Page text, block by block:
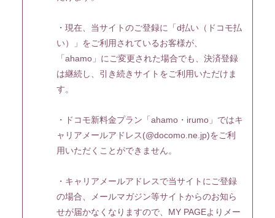
入社 出社
PHOTO
RADIO
Q&A「教えてゆい
社長」
YUI'S BLOG
SHANAIHOU
MAIL&BIRTHDAY
・現在、当サイトのご登録に「d払い（ドコモ払
い）」をご利用されているお客様が、
「ahamo」にご変更された場合でも、決済登録
は継続し、引き続きサイトをご利用いただけま
す。
・ドコモ新料金プラン「ahamo・irumo」ではキ
ャリアメールアドレス(@docomo.ne.jp)をご利
用いただくことができません。
・キャリアメールアドレスで当サイトにご登録
の場合、メールマガジン等サイトからのお知ら
せが届かなくなりますので、MY PAGEよりメー